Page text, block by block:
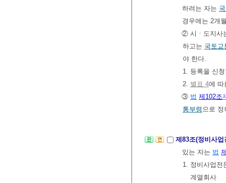
하려는 자는
경우에는 2개
② 시ㆍ도지사
하고는 국토교
야 한다.
1. 등록을 신
2. 별표 4에 따
③ 법 제102조
통부령 으로
제83조(정비사
있는 자는 법
1. 정비사업전
계열회사